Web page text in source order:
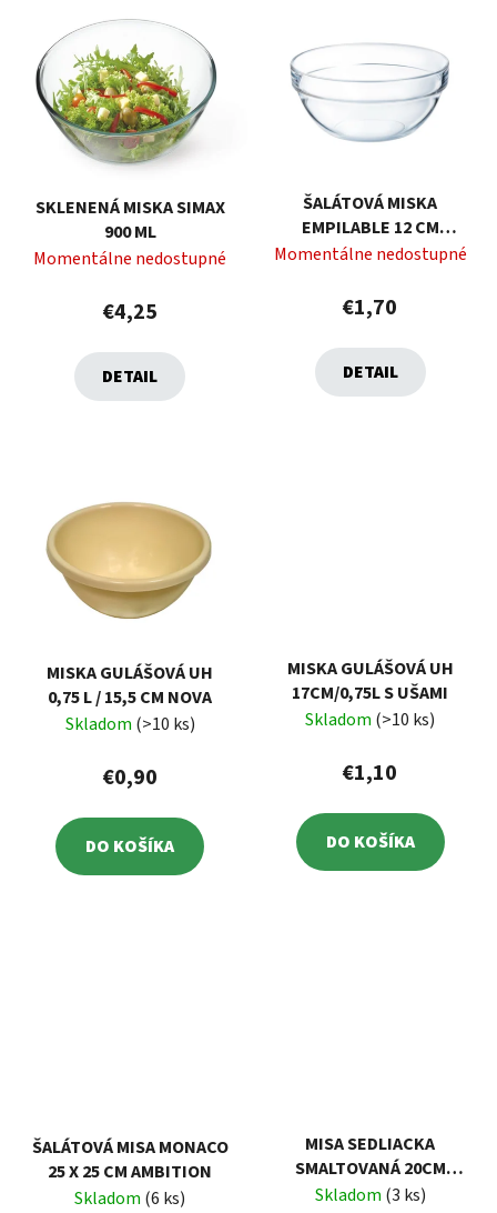
SKLENENÁ MISKA SIMAX
900 ML
Momentálne nedostupné
€4,25
DETAIL
ŠALÁTOVÁ MISKA
EMPILABLE 12 CM
LUMINARC
Momentálne nedostupné
€1,70
DETAIL
MISKA GULÁŠOVÁ UH
0,75 L / 15,5 CM NOVA
Skladom (>10 ks)
€0,90
DO KOŠÍKA
MISKA GULÁŠOVÁ UH
17CM/0,75L S UŠAMI
Skladom (>10 ks)
€1,10
DO KOŠÍKA
ŠALÁTOVÁ MISA MONACO
25 X 25 CM AMBITION
Skladom (6 ks)
MISA SEDLIACKA
SMALTOVANÁ 20CM
DEKOR BODKY
Skladom (3 ks)